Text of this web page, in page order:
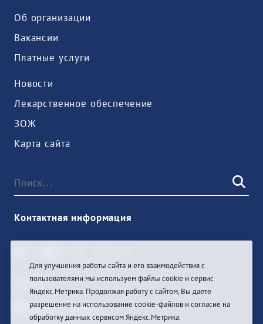
Об организации
Вакансии
Платные услуги
Новости
Лекарственное обеспечение
ЗОЖ
Карта сайта
Контактная информация
Войти
Для улучшения работы сайта и его взаимодействия с
пользователями мы используем файлы cookie и сервис
Яндекс.Метрика. Продолжая работу с сайтом, Вы даете
разрешение на использование cookie-файлов и согласие на
обработку данных сервисом Яндекс.Метрика.